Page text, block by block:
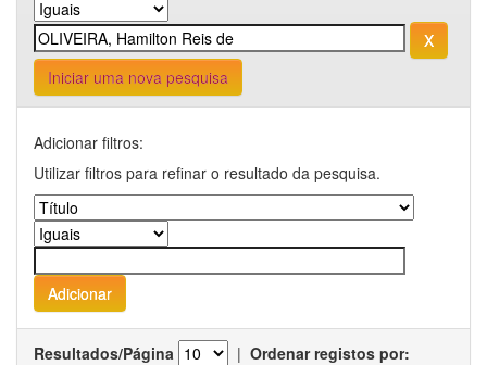
Iniciar uma nova pesquisa
Adicionar filtros:
Utilizar filtros para refinar o resultado da pesquisa.
Resultados/Página | Ordenar registos por: